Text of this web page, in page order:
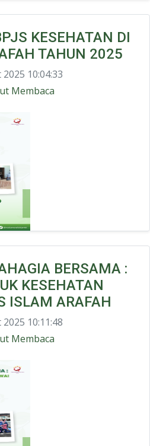
KESEHATAN DI
TAHUN 2025
10:04:33
Membaca
BERSAMA :
KESEHATAN
ISLAM ARAFAH
10:11:48
Membaca